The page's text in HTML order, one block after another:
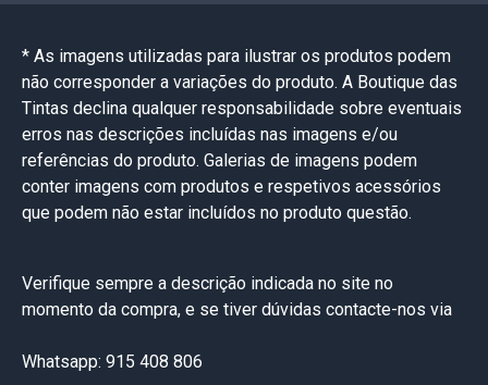
* As imagens utilizadas para ilustrar os produtos podem
não corresponder a variações do produto. A Boutique das
Tintas declina qualquer responsabilidade sobre eventuais
erros nas descrições incluídas nas imagens e/ou
referências do produto. Galerias de imagens podem
conter imagens com produtos e respetivos acessórios
que podem não estar incluídos no produto questão.
Verifique sempre a descrição indicada no site no
momento da compra, e se tiver dúvidas contacte-nos via
Whatsapp: 915 408 806